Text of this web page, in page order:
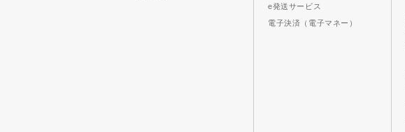
e発送サービス
電子決済（電子マネー）